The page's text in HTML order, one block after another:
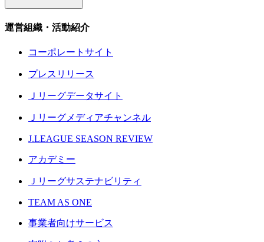
運営組織・活動紹介
コーポレートサイト
プレスリリース
Ｊリーグデータサイト
Ｊリーグメディアチャンネル
J.LEAGUE SEASON REVIEW
アカデミー
Ｊリーグサステナビリティ
TEAM AS ONE
事業者向けサービス